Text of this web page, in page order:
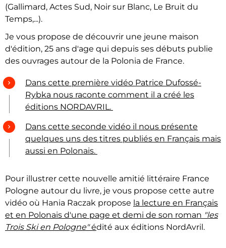
(Gallimard, Actes Sud, Noir sur Blanc, Le Bruit du
Temps,...).
Je vous propose de découvrir une jeune maison
d'édition, 25 ans d'age qui depuis ses débuts publie
des ouvrages autour de la Polonia de France.
Dans cette première vidéo Patrice Dufossé-
Rybka nous raconte comment il a créé les
éditions NORDAVRIL.
Dans cette seconde vidéo il nous présente
quelques uns des titres publiés en Français mais
aussi en Polonais.
Pour illustrer cette nouvelle amitié littéraire France
Pologne autour du livre, je vous propose cette autre
vidéo où Hania Raczak propose la lecture en Français
et en Polonais d'une page et demi de son roman "les
Trois Ski en Pologne"édité aux éditions NordAvril.